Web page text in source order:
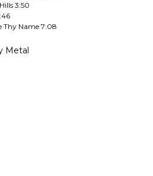
3:50
Thy Name 7:08
Metal